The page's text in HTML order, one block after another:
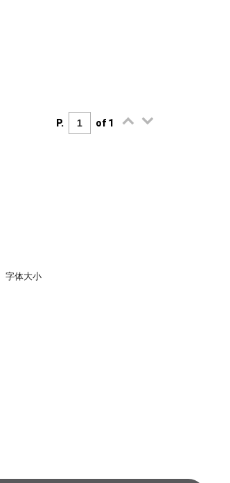
P. of 1
字体大小